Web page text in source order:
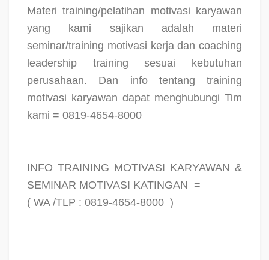
Materi training/pelatihan motivasi karyawan
yang kami sajikan adalah materi
seminar/training motivasi kerja dan coaching
leadership training sesuai kebutuhan
perusahaan. Dan info tentang training
motivasi karyawan dapat menghubungi Tim
kami = 0819-4654-8000
INFO TRAINING MOTIVASI KARYAWAN &
SEMINAR MOTIVASI KATINGAN =
( WA /TLP : 0819-4654-8000 )